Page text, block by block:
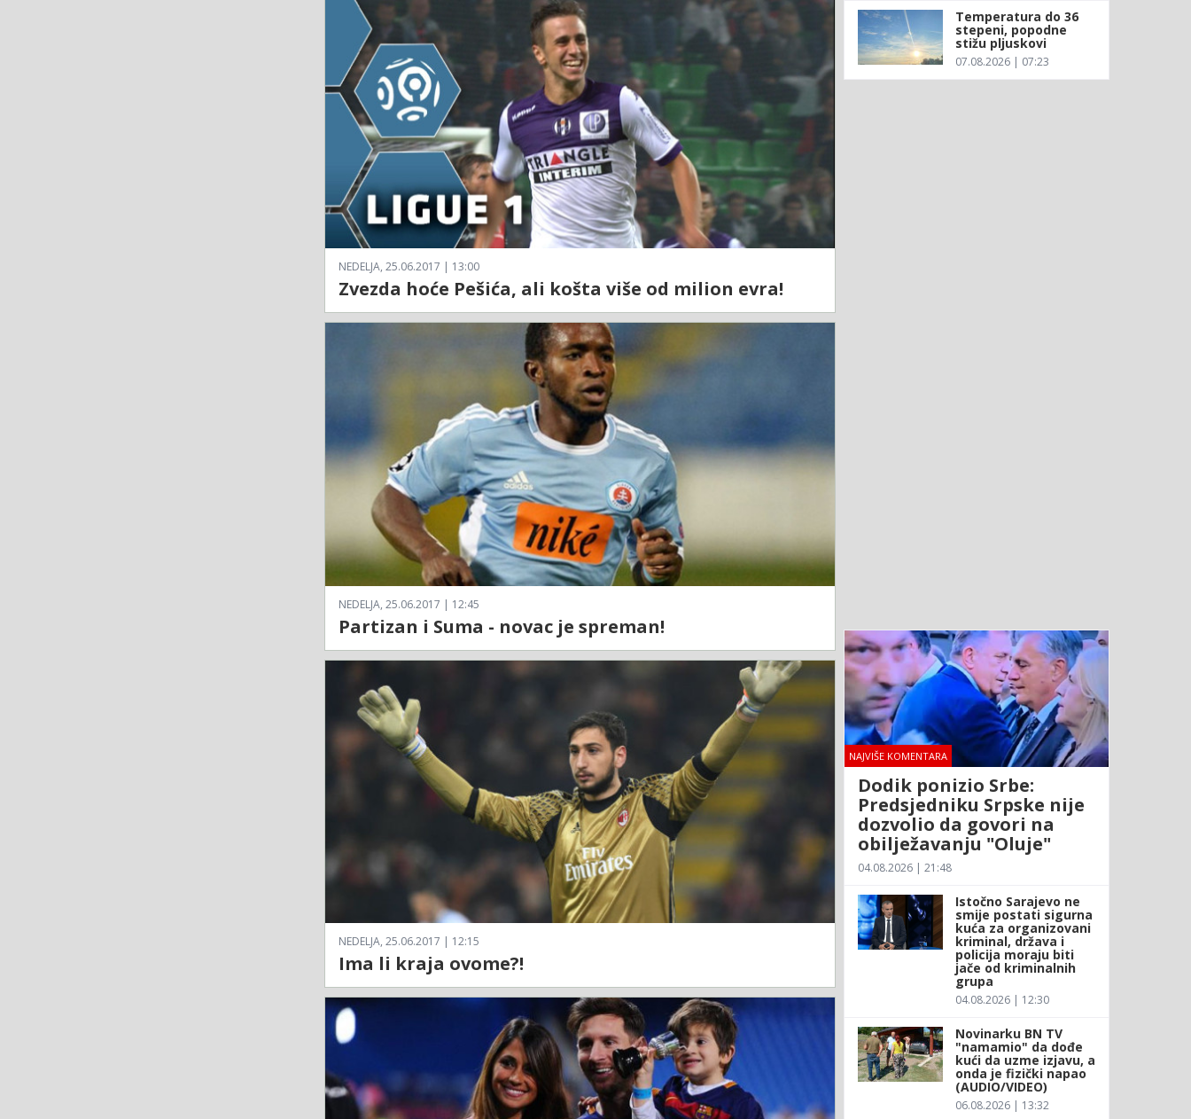
NEDELJA, 25.06.2017 | 13:00
Zvezda hoće Pešića, ali košta više od milion evra!
NEDELJA, 25.06.2017 | 12:45
Partizan i Suma - novac je spreman!
NEDELJA, 25.06.2017 | 12:15
Ima li kraja ovome?!
Temperatura do 36
stepeni, popodne
stižu pljuskovi
07.08.2026 | 07:23
NAJVIŠE KOMENTARA
Dodik ponizio Srbe:
Predsjedniku Srpske nije
dozvolio da govori na
obilježavanju "Oluje"
04.08.2026 | 21:48
Istočno Sarajevo ne
smije postati sigurna
kuća za organizovani
kriminal, država i
policija moraju biti
jače od kriminalnih
grupa
04.08.2026 | 12:30
Novinarku BN TV
"namamio" da dođe
kući da uzme izjavu, a
onda je fizički napao
(AUDIO/VIDEO)
06.08.2026 | 13:32